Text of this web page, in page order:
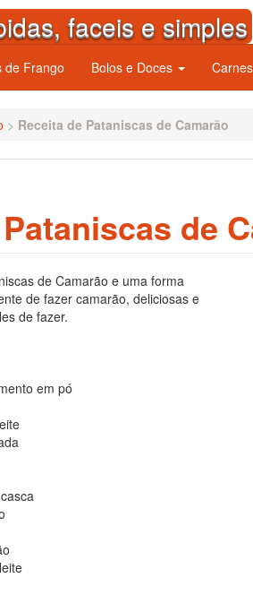
faceis e simples
de Frango Bolos e Doces Carnes
> Receita de Pataniscas de Camarão
de
de Camarão e uma forma
de fazer camarão, deliciosas e
de fazer.
em pó